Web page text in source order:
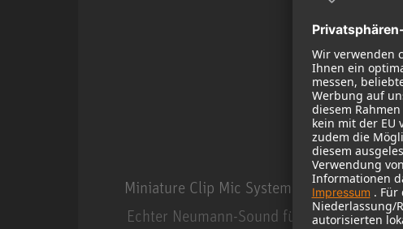
Miniature Clip Mic System MCM
Echter Neumann-Sound für die